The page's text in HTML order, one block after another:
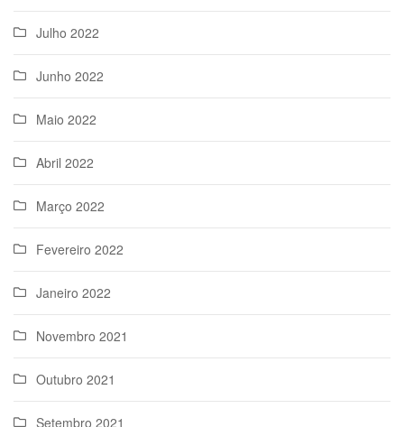
Julho 2022
Junho 2022
Maio 2022
Abril 2022
Março 2022
Fevereiro 2022
Janeiro 2022
Novembro 2021
Outubro 2021
Setembro 2021